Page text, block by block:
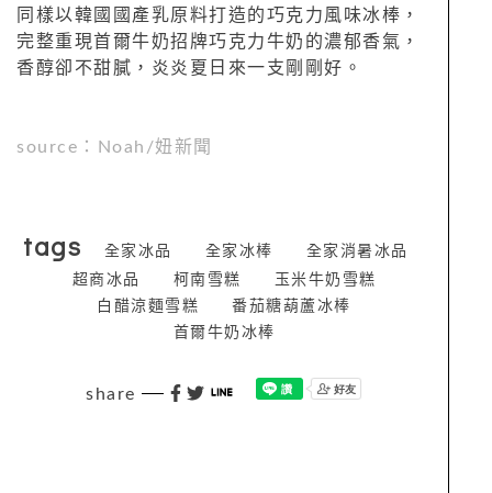
同樣以韓國國產乳原料打造的巧克力風味冰棒，
完整重現首爾牛奶招牌巧克力牛奶的濃郁香氣，
香醇卻不甜膩，炎炎夏日來一支剛剛好。
source：Noah/妞新聞
tags 全家冰品 全家冰棒
全家消暑冰品
超商冰品
柯南雪糕
玉米牛奶雪糕
白醋涼麵雪糕
番茄糖葫蘆冰棒
首爾牛奶冰棒
share